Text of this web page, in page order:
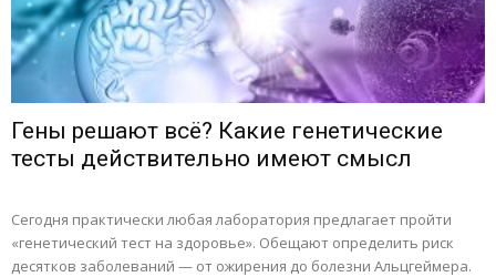
Гены решают всё? Какие генетические
тесты действительно имеют смысл
Сегодня практически любая лаборатория предлагает пройти
«генетический тест на здоровье». Обещают определить риск
десятков заболеваний — от ожирения до болезни Альцгеймера.